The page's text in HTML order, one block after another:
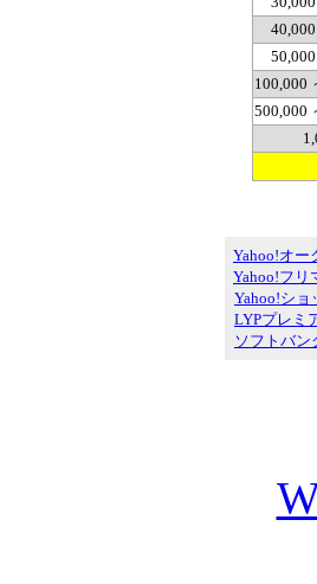
100,000
500,000
Yahoo!オー
Yahoo!フリ
Yahoo!ショ
LYPプレミ
ソフトバン